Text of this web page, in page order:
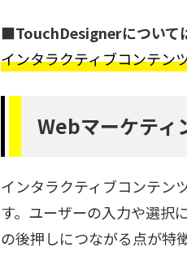
■TouchDesignerについて
インタラクティブコンテン
Webマーケティ
インタラクティブコンテン
す。ユーザーの入力や選択
の後押しにつながる点が特